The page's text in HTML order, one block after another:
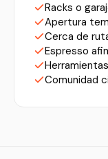
Racks o
Apertura
Cerca de
Espresso
Comunidad